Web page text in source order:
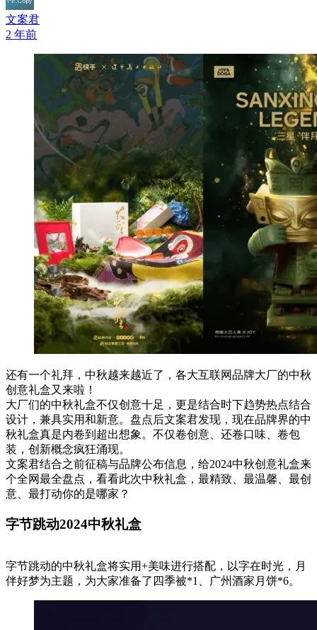
文案君
2 年前
还有一个礼拜，中秋越来越近了，各大互联网品牌大厂的中秋
创意礼盒又来啦！
大厂们的中秋礼盒不仅创意十足，更是结合时下趋势热点结合
设计，兼具实用和新意。盘点后文案君发现，现在品牌界的中
秋礼盒真是内卷到超出想象。不仅卷创意、还卷口味、卷包
装，创新概念疯狂涌现。
文案君结合之前征稿与品牌公布信息，给2024中秋创意礼盒来
个全网最全盘点，看看此次中秋礼盒，最精致、最温馨、最创
意、最打动你的是哪家？
字节跳动2024中秋礼盒
字节跳动的中秋礼盒将实用+美味进行搭配，以字在时光，月
伴好梦为主题，为大家准备了四季被*1、广州酒家月饼*6。